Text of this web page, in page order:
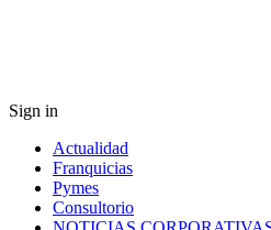
Sign in
Actualidad
Franquicias
Pymes
Consultorio